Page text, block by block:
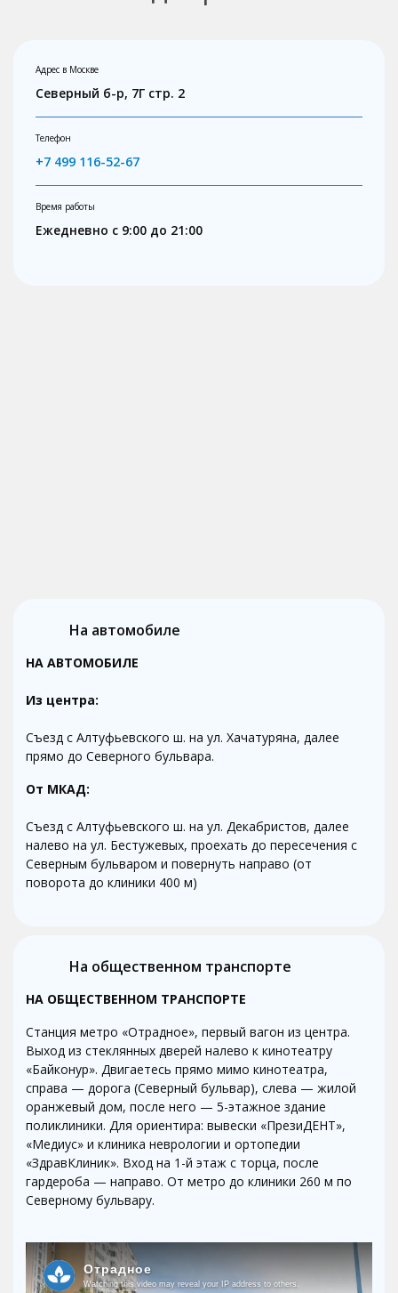
Адрес в Москве
Северный б-р, 7Г стр. 2
Телефон
+7 499 116-52-67
Время работы
Ежедневно с 9:00 до 21:00
На автомобиле
НА АВТОМОБИЛЕ
Из центра:
Съезд с Алтуфьевского ш. на ул. Хачатуряна, далее
прямо до Северного бульвара.
От МКАД:
Съезд с Алтуфьевского ш. на ул. Декабристов, далее
налево на ул. Бестужевых, проехать до пересечения с
Северным бульваром и повернуть направо (от
поворота до клиники 400 м)
На общественном транспорте
НА ОБЩЕСТВЕННОМ ТРАНСПОРТЕ
Станция метро «Отрадное», первый вагон из центра.
Выход из стеклянных дверей налево к кинотеатру
«Байконур». Двигаетесь прямо мимо кинотеатра,
справа — дорога (Северный бульвар), слева — жилой
оранжевый дом, после него — 5-этажное здание
поликлиники. Для ориентира: вывески «ПрезиДЕНТ»,
«Медиус» и клиника неврологии и ортопедии
«ЗдравКлиник». Вход на 1-й этаж с торца, после
гардероба — направо. От метро до клиники 260 м по
Северному бульвару.